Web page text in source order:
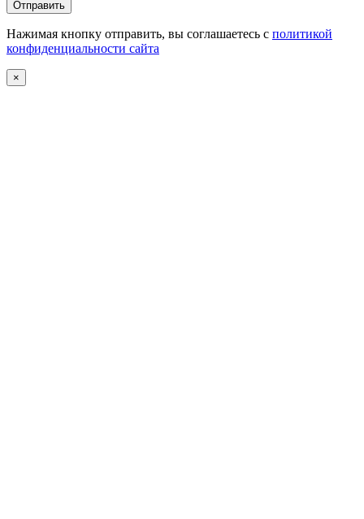
Нажимая кнопку отправить, вы соглашаетесь с политикой
конфиденциальности сайта
×